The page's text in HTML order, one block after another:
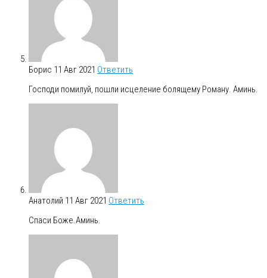
Борис 11 Авг 2021 Ответить
Господи помилуй, пошли исцеление болящему Роману. Аминь.
Анатолий 11 Авг 2021 Ответить
Спаси Боже.Аминь.